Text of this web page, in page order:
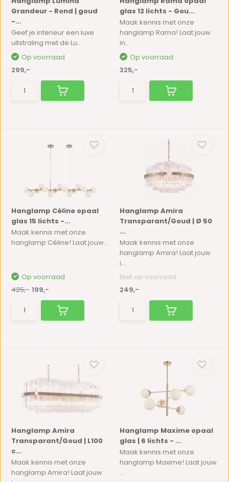
Grandeur - Rond | goud
-...
Geef je interieur een luxe
uitstraling met de Lu...
Op voorraad
299,-
glas 12 lichts - Gou...
Maak kennis met onze
hanglamp Rama! Laat jouw
in...
Op voorraad
325,-
Hanglamp Céline opaal
glas 15 lichts -...
Maak kennis met onze
hanglamp Céline! Laat jouw...
Op voorraad
425,- 199,-
Hanglamp Amira
Transparant/Goud | Ø 50
...
Maak kennis met onze
hanglamp Amira! Laat jouw
i...
Niet op voorraad
249,-
Hanglamp Amira
Transparant/Goud | L100
c...
Maak kennis met onze
hanglamp Amira! Laat jouw
Hanglamp Maxime opaal
glas | 6 lichts - ...
Maak kennis met onze
hanglamp Maxime! Laat jouw
...